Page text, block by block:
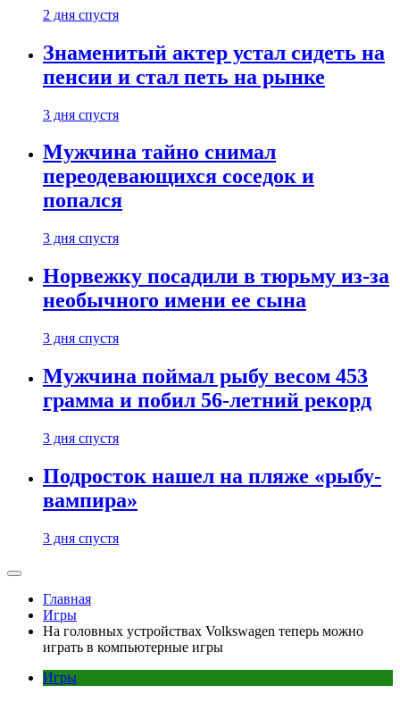
2 дня спустя
Знаменитый актер устал сидеть на
пенсии и стал петь на рынке
3 дня спустя
Мужчина тайно снимал
переодевающихся соседок и
попался
3 дня спустя
Норвежку посадили в тюрьму из-за
необычного имени ее сына
3 дня спустя
Мужчина поймал рыбу весом 453
грамма и побил 56-летний рекорд
3 дня спустя
Подросток нашел на пляже «рыбу-
вампира»
3 дня спустя
Главная
Игры
На головных устройствах Volkswagen теперь можно
играть в компьютерные игры
Игры